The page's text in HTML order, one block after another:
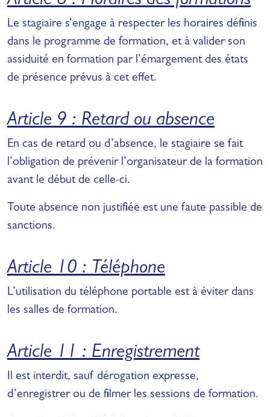
Le stagiaire s’engage à respecter les horaires définis
dans le programme de formation, et à valider son
assiduité en formation par l’émargement des états
de présence prévus à cet effet.
Article 9 : Retard ou absence
En cas de retard ou d’absence, le stagiaire se fait
l’obligation de prévenir l’organisateur de la formation
avant le début de celle-ci.
Toute absence non justifiée est une faute passible de
sanctions.
Article 10 : Téléphone
L’utilisation du téléphone portable est à éviter dans
les salles de formation.
Article 11 : Enregistrement
Il est interdit, sauf dérogation expresse,
d’enregistrer ou de filmer les sessions de formation.